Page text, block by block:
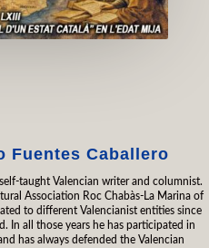
Fuentes Caballero
taught Valencian writer and columnist.
Association Roc Chabàs-La Marina of
to different Valencianist entities since
In all those years he has participated in
has always defended the Valencian